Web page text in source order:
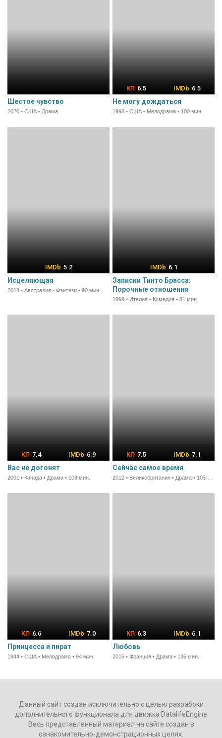
Шестое чувство
2020 • США • Драма
6.5 6.5
Не могу дождаться
1998 • США • Мелодрама • 100 мин.
5.2
Исцеляющая
2018 • Австралия • Фэнтези • 90 мин.
6.1
Записки Тинто Брасса:
Порочные отношения
1999 • Италия • Комедия • 81 мин.
7.4 6.9
Вас не догонят
2001 • Канада • Драма • 103 мин.
7.5 7.1
Сейчас самое время
2012 • Великобритания • Драма • 103 мин.
6.6 7.0
Принцесса и пират
1944 • США • Мелодрама • 94 мин.
6.3 6.1
Любовь
2015 • Франция • Драма • 135 мин.
Данный сайт создан исключительно с целью разрабоки
дополнительного функционала для движка DatalifeEngine
Весь представленный материал на сайте создан в
ознакомительно-демонстрационных целях.